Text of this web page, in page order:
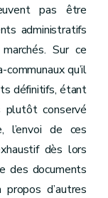
pas être
administratifs
Sur ce
qu’il
définitifs, étant
plutôt conservé
l’envoi de ces
dès lors
des documents
d’autres